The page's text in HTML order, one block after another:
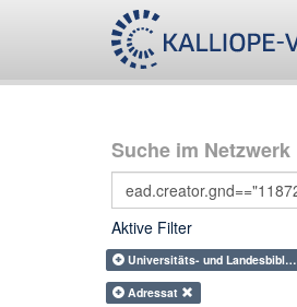
Suche im Netzwerk
Aktive Filter
Universitäts- und Landesbibl…
Adressat